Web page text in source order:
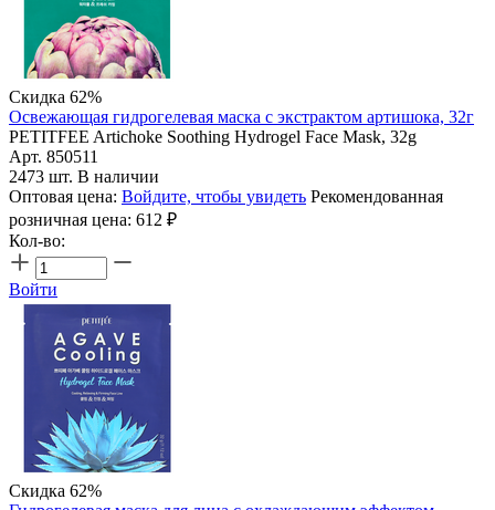
Скидка 62%
Освежающая гидрогелевая маска с экстрактом артишока, 32г
PETITFEE Artichoke Soothing Hydrogel Face Mask, 32g
Арт. 850511
2473 шт. В наличии
Оптовая цена: Войдите, чтобы увидеть Рекомендованная
розничная цена: 612 ₽
Кол-во:
Войти
Скидка 62%